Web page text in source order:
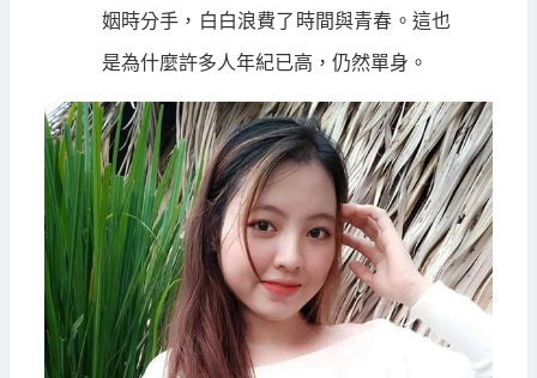
姻時分手，白白浪費了時間與青春。這也
是為什麼許多人年紀已高，仍然單身。